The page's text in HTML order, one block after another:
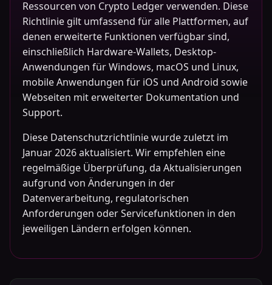
Ressourcen von Crypto Ledger verwenden. Diese
Richtlinie gilt umfassend für alle Plattformen, auf
denen erweiterte Funktionen verfügbar sind,
einschließlich Hardware-Wallets, Desktop-
Anwendungen für Windows, macOS und Linux,
mobile Anwendungen für iOS und Android sowie
Webseiten mit erweiterter Dokumentation und
Support.
Diese Datenschutzrichtlinie wurde zuletzt im
Januar 2026 aktualisiert. Wir empfehlen eine
regelmäßige Überprüfung, da Aktualisierungen
aufgrund von Änderungen in der
Datenverarbeitung, regulatorischen
Anforderungen oder Servicefunktionen in den
jeweiligen Ländern erfolgen können.